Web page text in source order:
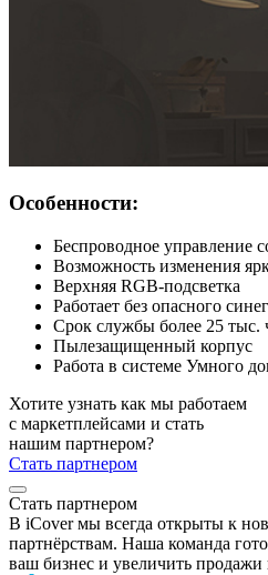
Особенности:
Беспроводное управление
Возможность изменения
Верхняя RGB-подсветка
Работает без опасного
Срок службы более 25 тыс.
Пылезащищенный корпус
Работа в системе Умного
Хотите узнать как мы работаем
с маркетплейсами и стать
нашим партнером?
Стать партнером
Стать партнером
В iCover мы всегда открыты к
партнёрствам. Наша команда
ваш бизнес и увеличить продажи